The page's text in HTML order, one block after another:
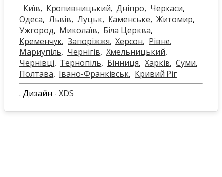
Київ, Кропивницький, Дніпро, Черкаси,
Одеса, Львів, Луцьк, Каменське, Житомир,
Ужгород, Миколаїв, Біла Церква,
Кременчук, Запоріжжя, Херсон, Рівне,
Мариупіль, Чернігів, Хмельницький,
Чернівці, Тернопіль, Вінниця, Харків, Суми,
Полтава, Івано-Франківськ, Кривий Ріг
. Дизайн - XDS